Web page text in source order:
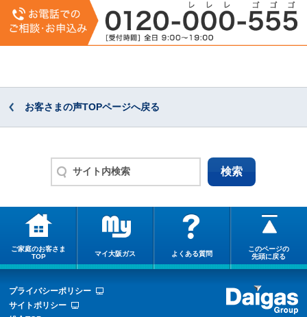
お客さまの声TOPページへ戻る
ご家庭のお客さま
TOP
マイ大阪ガス よくある質問
このページの
先頭に戻る
プライバシーポリシー
サイトポリシー